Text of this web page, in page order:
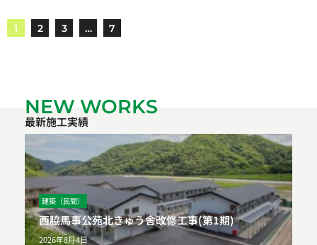
1 2 3 … 7
NEW WORKS
最新施工実績
建築（民間）
西脇馬事公苑北きゅう舎改修工事(第1期)
2026年8月4日